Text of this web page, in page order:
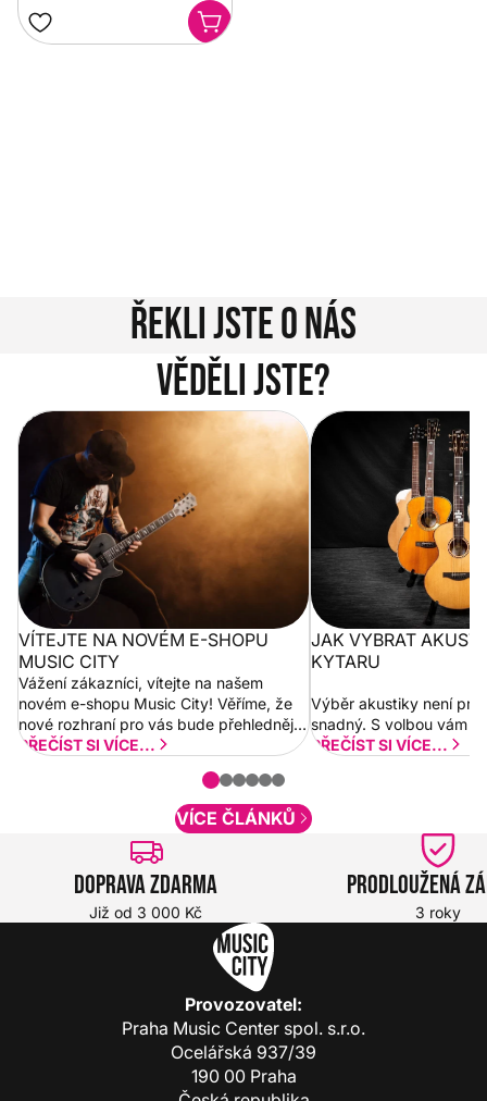
Řekli jste o nás
Věděli jste?
Vítejte na novém e-shopu Music
City
VÍTEJTE NA NOVÉM E-SHOPU
MUSIC CITY
Vážení zákazníci, vítejte na našem
novém e-shopu Music City! Věříme, že
nové rozhraní pro vás bude přehlednější
a rychlejší. Postupně budeme přidávat
PŘEČÍST SI VÍCE...
Jak vybrat
JAK VYBRAT
KYTARU
Výběr akustiky není pro
snadný. S volbou vám
PŘEČÍST SI VÍCE...
VÍCE ČLÁNKŮ
Doprava zdarma
Již od 3 000 Kč
Prodloužená
3 roky
Provozovatel:
Praha Music Center spol. s.r.o.
Ocelářská 937/39
190 00 Praha